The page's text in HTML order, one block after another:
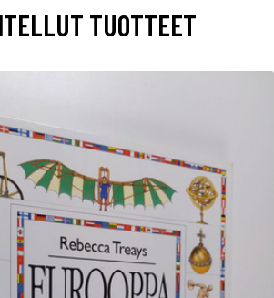
TUOTTEET